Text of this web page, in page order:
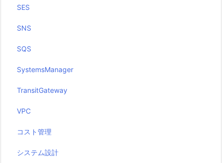
SES
SNS
SQS
SystemsManager
TransitGateway
VPC
コスト管理
システム設計